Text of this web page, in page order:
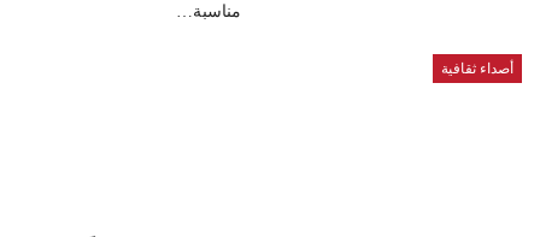
مناسبة…
أصداء ثقافية